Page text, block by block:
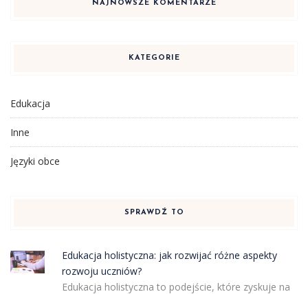
NAJNOWSZE KOMENTARZE
KATEGORIE
Edukacja
Inne
Języki obce
SPRAWDŹ TO
Edukacja holistyczna: jak rozwijać różne aspekty
rozwoju uczniów?
Edukacja holistyczna to podejście, które zyskuje na